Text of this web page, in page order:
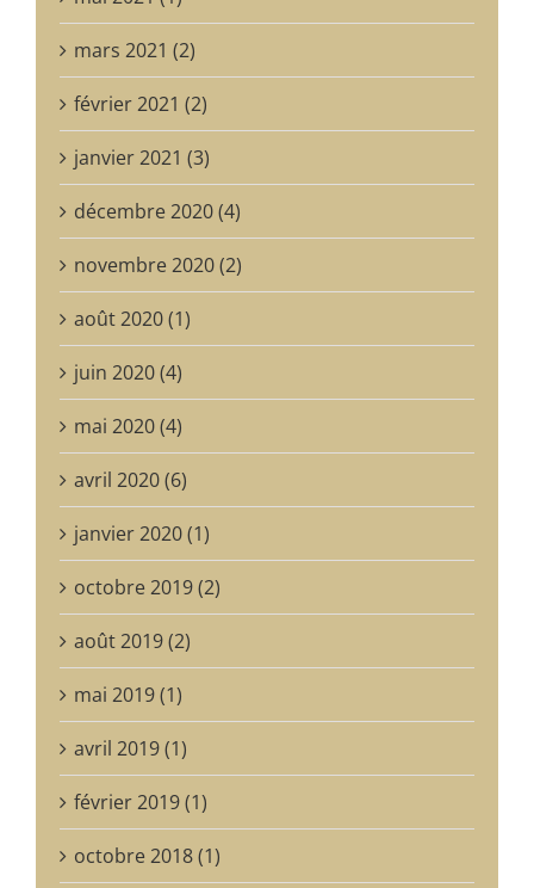
mars 2021 (2)
février 2021 (2)
janvier 2021 (3)
décembre 2020 (4)
novembre 2020 (2)
août 2020 (1)
juin 2020 (4)
mai 2020 (4)
avril 2020 (6)
janvier 2020 (1)
octobre 2019 (2)
août 2019 (2)
mai 2019 (1)
avril 2019 (1)
février 2019 (1)
octobre 2018 (1)